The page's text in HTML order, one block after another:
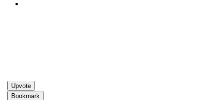
Upvote
Bookmark